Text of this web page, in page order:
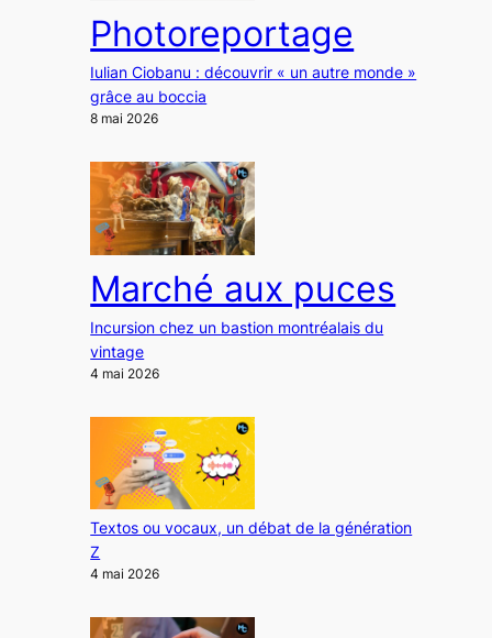
Photoreportage
Iulian Ciobanu : découvrir « un autre monde »
grâce au boccia
8 mai 2026
Marché aux puces
Incursion chez un bastion montréalais du
vintage
4 mai 2026
Textos ou vocaux, un débat de la génération
Z
4 mai 2026